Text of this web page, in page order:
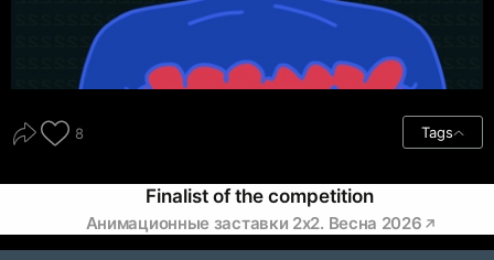
8 Tags
Finalist of the competition
Анимационные заставки 2х2. Весна 2026